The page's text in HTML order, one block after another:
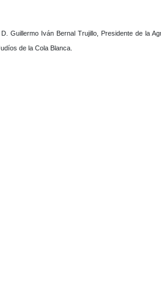
Guillermo Iván Bernal Trujillo, Presidente de la
de la Cola Blanca.